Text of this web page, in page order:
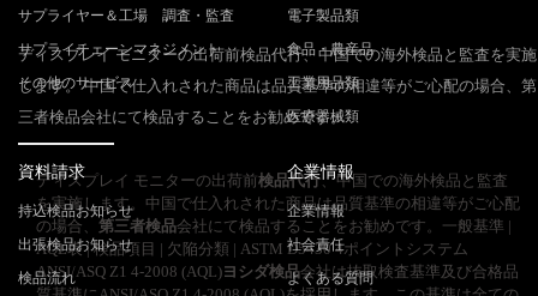
ディスプレイ モニターの出荷前検品代行、中国での海外検品と監査を実施
します。 中国で仕入れされた商品は品質基準の相違等がご心配の場合、第
三者検品会社にて検品することをお勧めです。
ディスプレイ モニターの出荷前検品代行、中国での海外検品と監査
を実施します。中国で仕入れされた商品は品質基準の相違等がご心配
の場合、 第三者検品会社にて検品することをお勧めです。一般基準 |
AQL表 | 検品項目 | 欠陥分類 | ASTM D5430 4ポイントシステム
ANSI/ASQ Z1 4-2008 (AQL)ヨシダ検品会社は抜取検査基準及び合格品
サプライヤー＆工場 調査・監査
サプライチェーンマネジメント
その他のサービス
電子製品類
食品・農産品
工業用品類
医療器械類
資料請求
持込検品お知らせ
出張検品お知らせ
検品流れ
企業情報
企業情報
社会責任
よくある質問